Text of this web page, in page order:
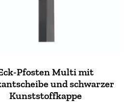
Pfosten Multi mit
und schwarzer
Kunststoffkappe